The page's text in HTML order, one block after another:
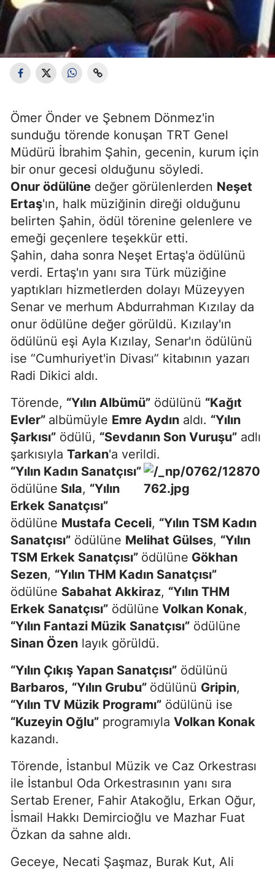
Ömer Önder ve Şebnem Dönmez'in
sunduğu törende konuşan TRT Genel
Müdürü İbrahim Şahin, gecenin, kurum için
bir onur gecesi olduğunu söyledi.
Onur ödülüne değer görülenlerden Neşet
Ertaş'ın, halk müziğinin direği olduğunu
belirten Şahin, ödül törenine gelenlere ve
emeği geçenlere teşekkür etti.
Şahin, daha sonra Neşet Ertaş'a ödülünü
verdi. Ertaş'ın yanı sıra Türk müziğine
yaptıkları hizmetlerden dolayı Müzeyyen
Senar ve merhum Abdurrahman Kızılay da
onur ödülüne değer görüldü. Kızılay'ın
ödülünü eşi Ayla Kızılay, Senar'ın ödülünü
ise “Cumhuriyet'in Divası” kitabının yazarı
Radi Dikici aldı.
Törende, “Yılın Albümü” ödülünü “Kağıt
Evler” albümüyle Emre Aydın aldı. “Yılın
Şarkısı” ödülü, “Sevdanın Son Vuruşu” adlı
şarkısıyla Tarkan'a verildi.
“Yılın Kadın Sanatçısı”
ödülüne Sıla, “Yılın
Erkek Sanatçısı”
ödülüne Mustafa Ceceli, “Yılın TSM Kadın
Sanatçısı” ödülüne Melihat Gülses, “Yılın
TSM Erkek Sanatçısı” ödülüne Gökhan
Sezen, “Yılın THM Kadın Sanatçısı”
ödülüne Sabahat Akkiraz, “Yılın THM
Erkek Sanatçısı” ödülüne Volkan Konak,
“Yılın Fantazi Müzik Sanatçısı” ödülüne
Sinan Özen layık görüldü.
“Yılın Çıkış Yapan Sanatçısı” ödülünü
Barbaros, “Yılın Grubu” ödülünü Gripin,
“Yılın TV Müzik Programı” ödülünü ise
“Kuzeyin Oğlu” programıyla Volkan Konak
kazandı.
Törende, İstanbul Müzik ve Caz Orkestrası
ile İstanbul Oda Orkestrasının yanı sıra
Sertab Erener, Fahir Atakoğlu, Erkan Oğur,
İsmail Hakkı Demircioğlu ve Mazhar Fuat
Özkan da sahne aldı.
Geceye, Necati Şaşmaz, Burak Kut, Ali